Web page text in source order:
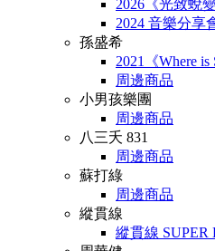
2026《光致蛻
2024 音樂分享
孫盛希
2021《Where is
周邊商品
小男孩樂團
周邊商品
八三夭 831
周邊商品
蘇打綠
周邊商品
縱貫線
縱貫線